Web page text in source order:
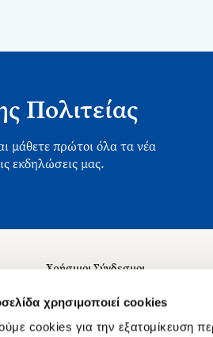
χρησιμοποιεί cookies
cookies για την εξατομίκευση
Πολιτείας
μάθετε πρώτοι όλα τα νέα
εκδηλώσεις μας.
Χρήσιμοι Σύνδεσμοι
Σχετικά με εμάς
Θέσεις Εργασίας